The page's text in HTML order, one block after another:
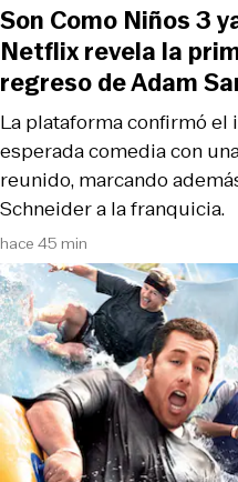
hace 45 min
La plataforma confirmó
esperada comedia con
reunido, marcando
Schneider a la franquicia.
Son Como Niños 3
Netflix revela la
regreso de Adam